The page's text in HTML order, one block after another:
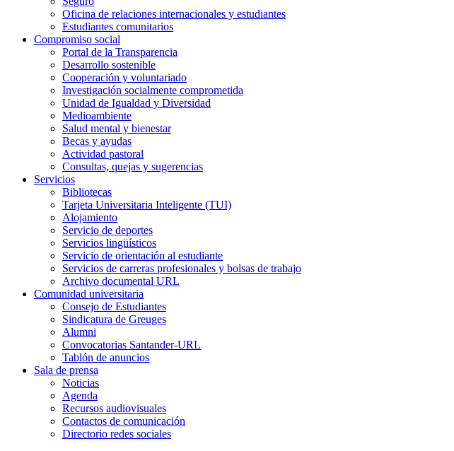
Oficina de relaciones internacionales y estudiantes
Estudiantes comunitarios
Compromiso social
Portal de la Transparencia
Desarrollo sostenible
Cooperación y voluntariado
Investigación socialmente comprometida
Unidad de Igualdad y Diversidad
Medioambiente
Salud mental y bienestar
Becas y ayudas
Actividad pastoral
Consultas, quejas y sugerencias
Servicios
Bibliotecas
Tarjeta Universitaria Inteligente (TUI)
Alojamiento
Servicio de deportes
Servicios lingüísticos
Servicio de orientación al estudiante
Servicios de carreras profesionales y bolsas de trabajo
Archivo documental URL
Comunidad universitaria
Consejo de Estudiantes
Sindicatura de Greuges
Alumni
Convocatorias Santander-URL
Tablón de anuncios
Sala de prensa
Noticias
Agenda
Recursos audiovisuales
Contactos de comunicación
Directorio redes sociales